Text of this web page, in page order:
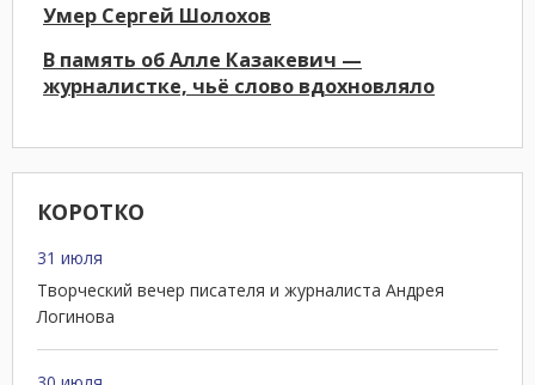
КОРОТКО
31 июля
Творческий вечер писателя и журналиста Андрея
Логинова
Умер Сергей Шолохов
В память об Алле Казакевич —
журналистке, чьё слово вдохновляло